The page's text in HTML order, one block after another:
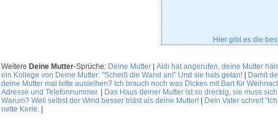
Hier gibt es die
Weitere Deine Mutter-Sprüche: Deine Mutter Aldi hat angerufen, deine Mutter
ein Kollege von Deine Mutter: "Scheiß die Wand an!" Und sie hats getan!
Damit
deine Mutter mal bitte ausleihen? Ich brauch noch was Dickes mit Bart für
Adresse und Telefonnummer.
Das Haus deiner Mutter ist so dreckig, sie muss
Warum? Weil selbst der Wind besser bläst als deine Mutter!
Dein Vater schreit
nette Kerle.